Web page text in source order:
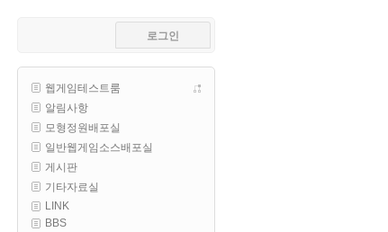
로그인
웹게임테스트룸
알림사항
모형정원배포실
일반웹게임소스배포실
게시판
기타자료실
LINK
BBS
00:19
밑에 일반웹게임이 더있었네요
esils
아 이제 2로 돌아왔군요
esils
다 펼쳐두면 너무길어서 ..
esils
모바일로 보는데도 좀 불편하더라
구요